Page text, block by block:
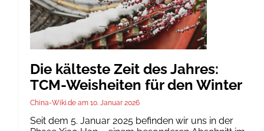
Die kälteste Zeit des Jahres:
TCM-Weisheiten für den Winter
China-Wiki.de 10. Januar 2026
Seit dem 5. Januar 2025 befinden wir uns in der